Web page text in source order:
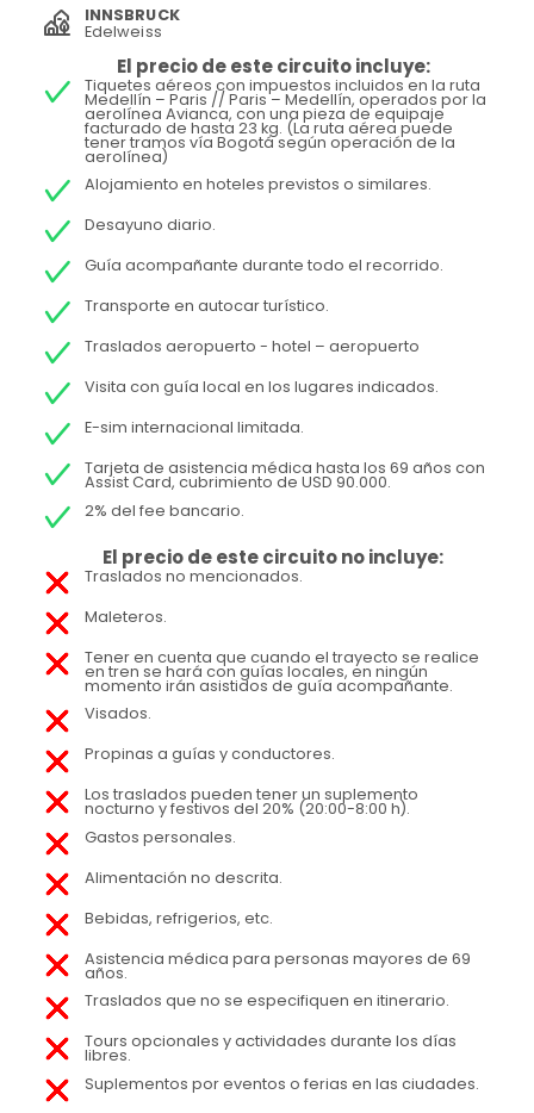
INNSBRUCK
Edelweiss
El precio de este circuito incluye:
Tiquetes aéreos con impuestos incluidos en la ruta
Medellín – Paris // Paris – Medellín, operados por la
aerolínea Avianca, con una pieza de equipaje
facturado de hasta 23 kg. (La ruta aérea puede
tener tramos vía Bogotá según operación de la
aerolínea)
Alojamiento en hoteles previstos o similares.
Desayuno diario.
Guía acompañante durante todo el recorrido.
Transporte en autocar turístico.
Traslados aeropuerto - hotel – aeropuerto
Visita con guía local en los lugares indicados.
E-sim internacional limitada.
Tarjeta de asistencia médica hasta los 69 años con
Assist Card, cubrimiento de USD 90.000.
2% del fee bancario.
El precio de este circuito no incluye:
Traslados no mencionados.
Maleteros.
Tener en cuenta que cuando el trayecto se realice
en tren se hará con guías locales, en ningún
momento irán asistidos de guía acompañante.
Visados.
Propinas a guías y conductores.
Los traslados pueden tener un suplemento
nocturno y festivos del 20% (20:00-8:00 h).
Gastos personales.
Alimentación no descrita.
Bebidas, refrigerios, etc.
Asistencia médica para personas mayores de 69
años.
Traslados que no se especifiquen en itinerario.
Tours opcionales y actividades durante los días
libres.
Suplementos por eventos o ferias en las ciudades.